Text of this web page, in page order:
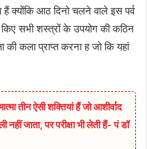
क्योंकि आठ दिनो चलने वाले इस पर्व
किए सभी शस्त्रों के उपयोग की कठिन
की कला प्राप्त करना ह जो कि यहां
तीन ऐसी शक्तियां हैं जो आशीर्वाद
नहीं जाता, पर परीक्षा भी लेती हैं- पं डॉ